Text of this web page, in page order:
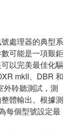
處理器的典型系
可能是一項艱鉅
以完美最佳化驅
mkII、DBR 和
外聆聽測試，測
體輸出。根據測
每個型號設定最